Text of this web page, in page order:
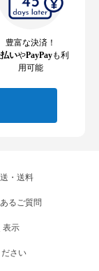
豊富な決済！
いやPayPayも利
用可能
・送料
るご質問
表示
さい